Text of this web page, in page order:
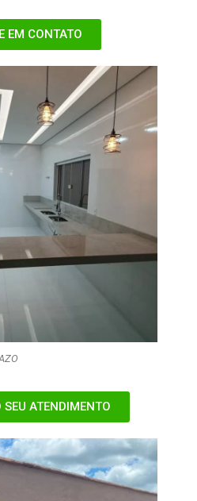
EM CONTATO
SEU ATENDIMENTO